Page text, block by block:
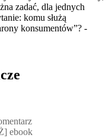
zadać, dla jednych
komu służą
konsumentów”? -
ebook